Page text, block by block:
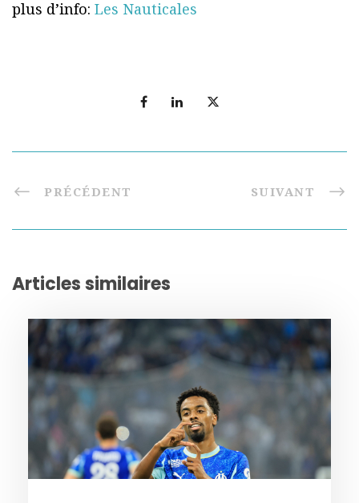
plus d’info: Les Nauticales
PRÉCÉDENT SUIVANT
Articles similaires